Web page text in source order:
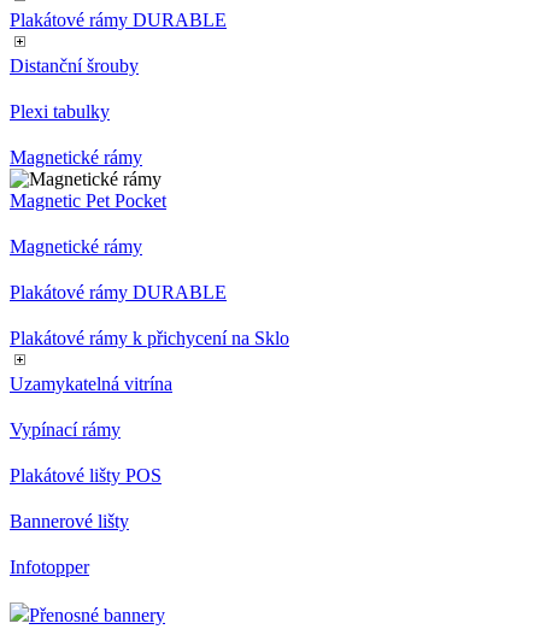
Plakátové rámy DURABLE
Distanční šrouby
Plexi tabulky
Magnetické rámy
Magnetic Pet Pocket
Magnetické rámy
Plakátové rámy DURABLE
Plakátové rámy k přichycení na Sklo
Uzamykatelná vitrína
Vypínací rámy
Plakátové lišty POS
Bannerové lišty
Infotopper
Přenosné bannery